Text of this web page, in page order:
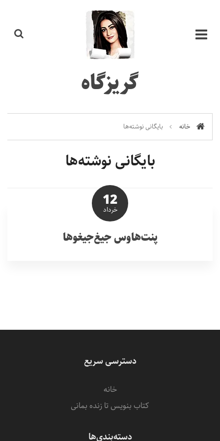
گریزگاه
خانه بایگانی نوشته‌ها
بایگانی نوشته‌ها
12
خرداد
پنت‌هاوس جیغ‌جیغوها
دسترسی سریع
خانه
کتاب بنویس تا زنده بمانی
دسته‌بندی‌ها